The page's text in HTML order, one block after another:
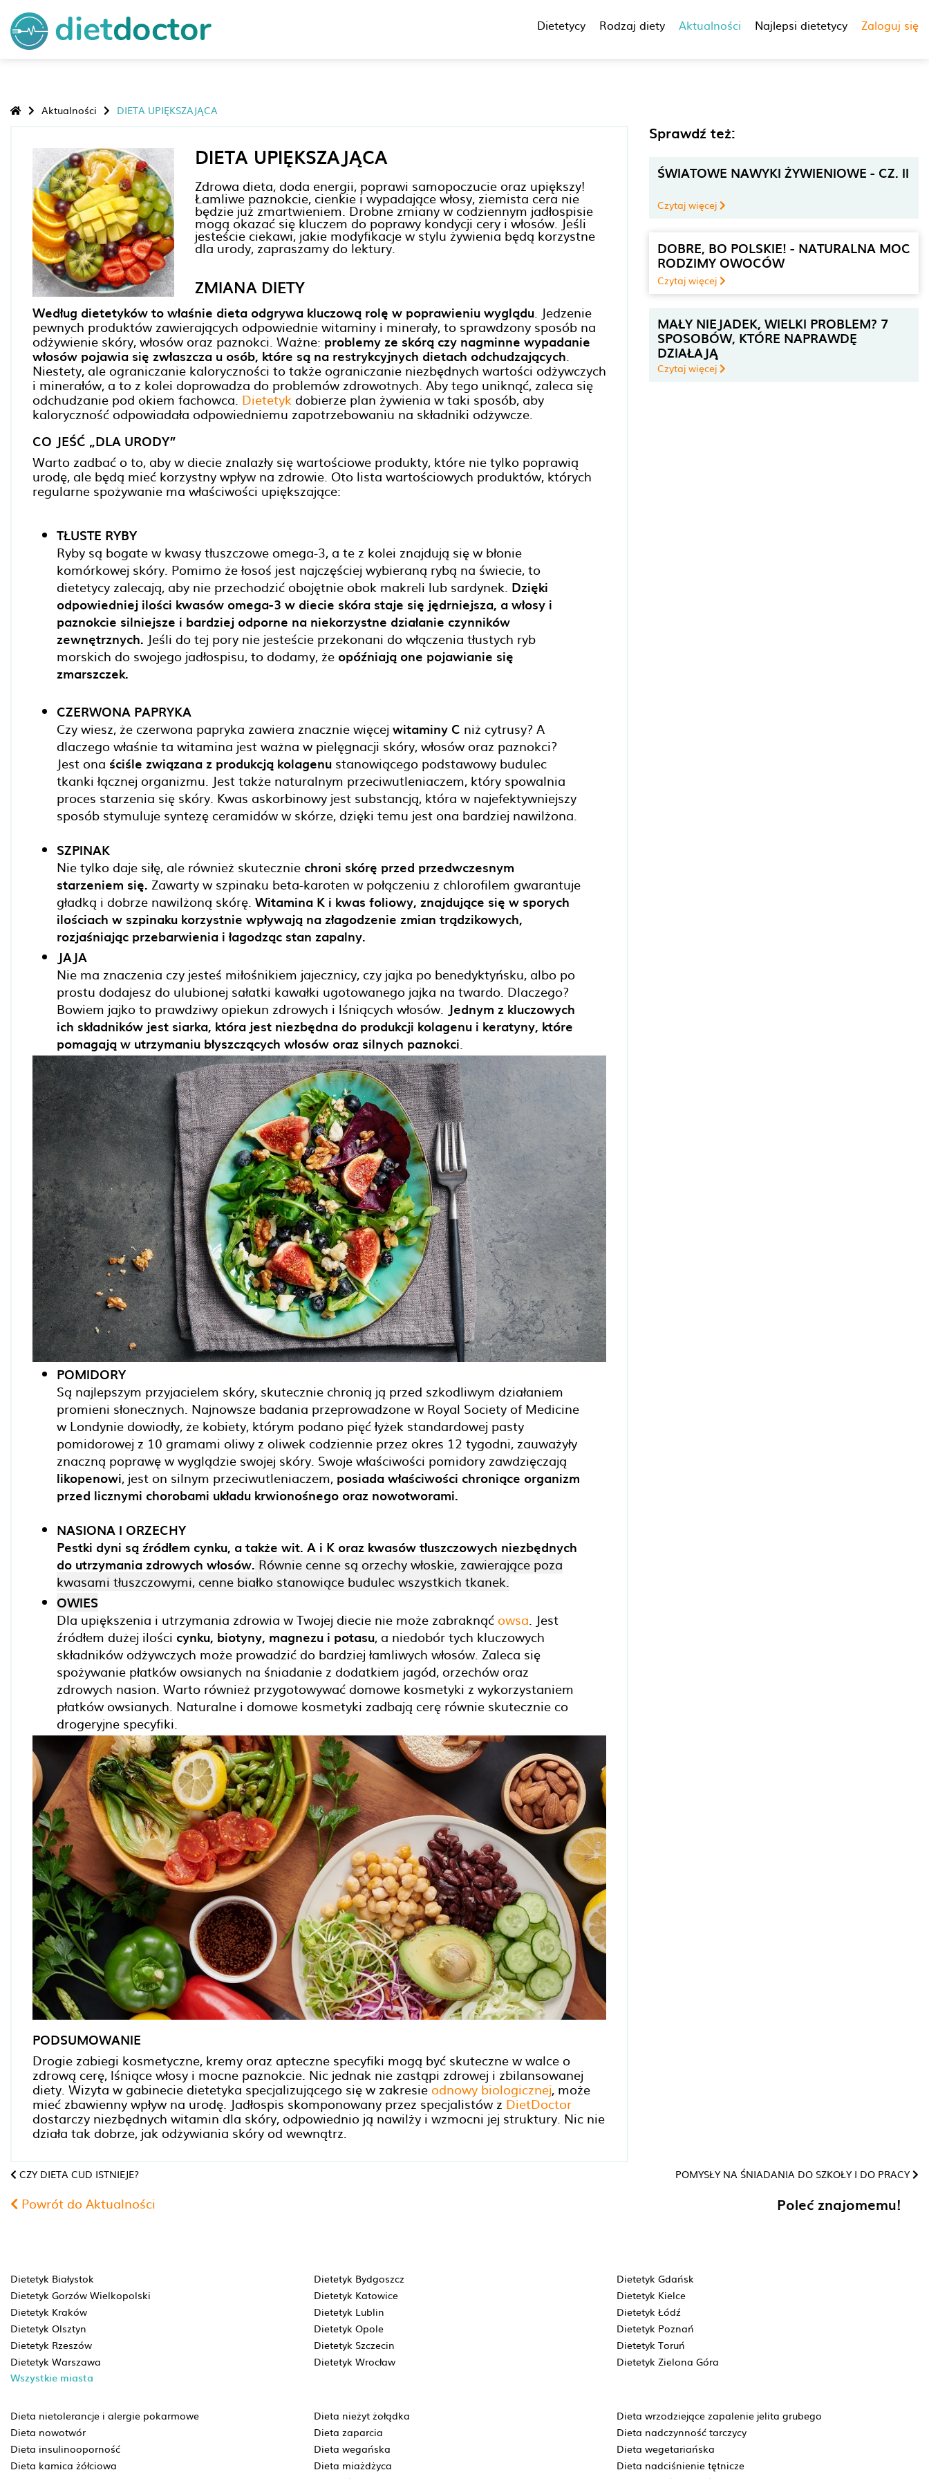
Dietetycy Rodzaj diety Aktualności Najlepsi dietetycy Zaloguj się
Aktualności DIETA UPIĘKSZAJĄCA
DIETA UPIĘKSZAJĄCA
Zdrowa dieta, doda energii, poprawi samopoczucie oraz upiększy!
Łamliwe paznokcie, cienkie i wypadające włosy, ziemista cera nie
będzie już zmartwieniem. Drobne zmiany w codziennym jadłospisie
mogą okazać się kluczem do poprawy kondycji cery i włosów. Jeśli
jesteście ciekawi, jakie modyfikacje w stylu żywienia będą korzystne
dla urody, zapraszamy do lektury.
ZMIANA DIETY
Według dietetyków to właśnie dieta odgrywa kluczową rolę w poprawieniu wyglądu. Jedzenie
pewnych produktów zawierających odpowiednie witaminy i minerały, to sprawdzony sposób na
odżywienie skóry, włosów oraz paznokci. Ważne: problemy ze skórą czy nagminne wypadanie
włosów pojawia się zwłaszcza u osób, które są na restrykcyjnych dietach odchudzających.
Niestety, ale ograniczanie kaloryczności to także ograniczanie niezbędnych wartości odżywczych
i minerałów, a to z kolei doprowadza do problemów zdrowotnych. Aby tego uniknąć, zaleca się
odchudzanie pod okiem fachowca. Dietetyk dobierze plan żywienia w taki sposób, aby
kaloryczność odpowiadała odpowiedniemu zapotrzebowaniu na składniki odżywcze.
CO JEŚĆ „DLA URODY”
Warto zadbać o to, aby w diecie znalazły się wartościowe produkty, które nie tylko poprawią
urodę, ale będą mieć korzystny wpływ na zdrowie. Oto lista wartościowych produktów, których
regularne spożywanie ma właściwości upiększające:
TŁUSTE RYBY
Ryby są bogate w kwasy tłuszczowe omega-3, a te z kolei znajdują się w błonie
komórkowej skóry. Pomimo że łosoś jest najczęściej wybieraną rybą na świecie, to
dietetycy zalecają, aby nie przechodzić obojętnie obok makreli lub sardynek. Dzięki
odpowiedniej ilości kwasów omega-3 w diecie skóra staje się jędrniejsza, a włosy i
paznokcie silniejsze i bardziej odporne na niekorzystne działanie czynników
zewnętrznych. Jeśli do tej pory nie jesteście przekonani do włączenia tłustych ryb
morskich do swojego jadłospisu, to dodamy, że opóźniają one pojawianie się
zmarszczek.
CZERWONA PAPRYKA
Czy wiesz, że czerwona papryka zawiera znacznie więcej witaminy C niż cytrusy? A
dlaczego właśnie ta witamina jest ważna w pielęgnacji skóry, włosów oraz paznokci?
Jest ona ściśle związana z produkcją kolagenu stanowiącego podstawowy budulec
tkanki łącznej organizmu. Jest także naturalnym przeciwutleniaczem, który spowalnia
proces starzenia się skóry. Kwas askorbinowy jest substancją, która w najefektywniejszy
sposób stymuluje syntezę ceramidów w skórze, dzięki temu jest ona bardziej nawilżona.
SZPINAK
Nie tylko daje siłę, ale również skutecznie chroni skórę przed przedwczesnym
starzeniem się. Zawarty w szpinaku beta-karoten w połączeniu z chlorofilem gwarantuje
gładką i dobrze nawilżoną skórę. Witamina K i kwas foliowy, znajdujące się w sporych
ilościach w szpinaku korzystnie wpływają na złagodzenie zmian trądzikowych,
rozjaśniając przebarwienia i łagodząc stan zapalny.
JAJA
Nie ma znaczenia czy jesteś miłośnikiem jajecznicy, czy jajka po benedyktyńsku, albo po
prostu dodajesz do ulubionej sałatki kawałki ugotowanego jajka na twardo. Dlaczego?
Bowiem jajko to prawdziwy opiekun zdrowych i lśniących włosów. Jednym z kluczowych
ich składników jest siarka, która jest niezbędna do produkcji kolagenu i keratyny, które
pomagają w utrzymaniu błyszczących włosów oraz silnych paznokci.
POMIDORY
Są najlepszym przyjacielem skóry, skutecznie chronią ją przed szkodliwym działaniem
promieni słonecznych. Najnowsze badania przeprowadzone w Royal Society of Medicine
w Londynie dowiodły, że kobiety, którym podano pięć łyżek standardowej pasty
pomidorowej z 10 gramami oliwy z oliwek codziennie przez okres 12 tygodni, zauważyły
znaczną poprawę w wyglądzie swojej skóry. Swoje właściwości pomidory zawdzięczają
likopenowi, jest on silnym przeciwutleniaczem, posiada właściwości chroniące organizm
przed licznymi chorobami układu krwionośnego oraz nowotworami.
NASIONA I ORZECHY
Pestki dyni są źródłem cynku, a także wit. A i K oraz kwasów tłuszczowych niezbędnych
do utrzymania zdrowych włosów. Równie cenne są orzechy włoskie, zawierające poza
kwasami tłuszczowymi, cenne białko stanowiące budulec wszystkich tkanek.
OWIES
Dla upiększenia i utrzymania zdrowia w Twojej diecie nie może zabraknąć owsa. Jest
źródłem dużej ilości cynku, biotyny, magnezu i potasu, a niedobór tych kluczowych
składników odżywczych może prowadzić do bardziej łamliwych włosów. Zaleca się
spożywanie płatków owsianych na śniadanie z dodatkiem jagód, orzechów oraz
zdrowych nasion. Warto również przygotowywać domowe kosmetyki z wykorzystaniem
płatków owsianych. Naturalne i domowe kosmetyki zadbają cerę równie skutecznie co
drogeryjne specyfiki.
PODSUMOWANIE
Drogie zabiegi kosmetyczne, kremy oraz apteczne specyfiki mogą być skuteczne w walce o
zdrową cerę, lśniące włosy i mocne paznokcie. Nic jednak nie zastąpi zdrowej i zbilansowanej
diety. Wizyta w gabinecie dietetyka specjalizującego się w zakresieodnowy biologicznej, może
mieć zbawienny wpływ na urodę. Jadłospis skomponowany przez specjalistów z DietDoctor
dostarczy niezbędnych witamin dla skóry, odpowiednio ją nawilży i wzmocni jej struktury. Nic nie
działa tak dobrze, jak odżywiania skóry od wewnątrz.
Sprawdź też:
ŚWIATOWE NAWYKI ŻYWIENIOWE - CZ. II
Czytaj więcej
DOBRE, BO POLSKIE! - NATURALNA MOC
RODZIMY OWOCÓW
Czytaj więcej
MAŁY NIEJADEK, WIELKI PROBLEM? 7
SPOSOBÓW, KTÓRE NAPRAWDĘ
DZIAŁAJĄ
Czytaj więcej
CZY DIETA CUD ISTNIEJE? POMYSŁY NA ŚNIADANIA DO SZKOŁY I DO PRACY
Powrót do Aktualności Poleć znajomemu!
Dietetyk Białystok Dietetyk Bydgoszcz
Dietetyk Gdańsk
Dietetyk Gorzów Wielkopolski
Dietetyk Katowice
Dietetyk Kielce
Dietetyk Kraków
Dietetyk Lublin
Dietetyk Łódź
Dietetyk Olsztyn
Dietetyk Opole
Dietetyk Poznań
Dietetyk Rzeszów
Dietetyk Szczecin
Dietetyk Toruń
Dietetyk Warszawa
Dietetyk Wrocław Dietetyk Zielona Góra
Wszystkie miasta
Dieta nietolerancje i alergie pokarmowe Dieta nieżyt żołądka
Dieta wrzodziejące zapalenie jelita grubego
Dieta nowotwór
Dieta zaparcia
Dieta nadczynność tarczycy
Dieta insulinooporność
Dieta wegańska
Dieta wegetariańska
Dieta kamica żółciowa
Dieta miażdżyca
Dieta nadciśnienie tętnicze